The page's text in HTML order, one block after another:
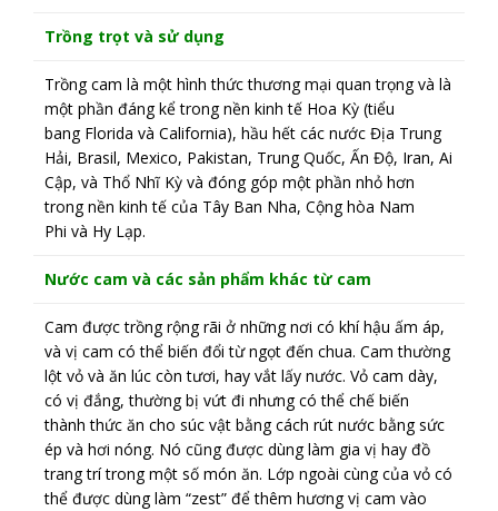
Trồng trọt và sử dụng
Trồng cam là một hình thức thương mại quan trọng và là
một phần đáng kể trong nền kinh tế Hoa Kỳ (tiểu
bang Florida và California), hầu hết các nước Địa Trung
Hải, Brasil, Mexico, Pakistan, Trung Quốc, Ấn Độ, Iran, Ai
Cập, và Thổ Nhĩ Kỳ và đóng góp một phần nhỏ hơn
trong nền kinh tế của Tây Ban Nha, Cộng hòa Nam
Phi và Hy Lạp.
Nước cam và các sản phẩm khác từ cam
Cam được trồng rộng rãi ở những nơi có khí hậu ấm áp,
và vị cam có thể biến đổi từ ngọt đến chua. Cam thường
lột vỏ và ăn lúc còn tươi, hay vắt lấy nước. Vỏ cam dày,
có vị đắng, thường bị vứt đi nhưng có thể chế biến
thành thức ăn cho súc vật bằng cách rút nước bằng sức
ép và hơi nóng. Nó cũng được dùng làm gia vị hay đồ
trang trí trong một số món ăn. Lớp ngoài cùng của vỏ có
thể được dùng làm “zest” để thêm hương vị cam vào